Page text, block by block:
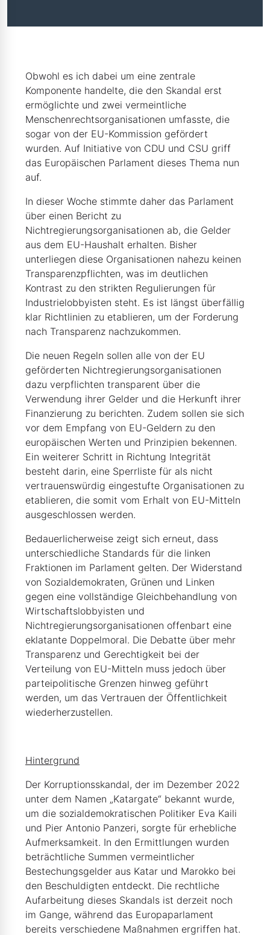
Obwohl es ich dabei um eine zentrale
Komponente handelte, die den Skandal erst
ermöglichte und zwei vermeintliche
Menschenrechtsorganisationen umfasste, die
sogar von der EU-Kommission gefördert
wurden. Auf Initiative von CDU und CSU griff
das Europäischen Parlament dieses Thema nun
auf.
In dieser Woche stimmte daher das Parlament
über einen Bericht zu
Nichtregierungsorganisationen ab, die Gelder
aus dem EU-Haushalt erhalten. Bisher
unterliegen diese Organisationen nahezu keinen
Transparenzpflichten, was im deutlichen
Kontrast zu den strikten Regulierungen für
Industrielobbyisten steht. Es ist längst überfällig
klar Richtlinien zu etablieren, um der Forderung
nach Transparenz nachzukommen.
Die neuen Regeln sollen alle von der EU
geförderten Nichtregierungsorganisationen
dazu verpflichten transparent über die
Verwendung ihrer Gelder und die Herkunft ihrer
Finanzierung zu berichten. Zudem sollen sie sich
vor dem Empfang von EU-Geldern zu den
europäischen Werten und Prinzipien bekennen.
Ein weiterer Schritt in Richtung Integrität
besteht darin, eine Sperrliste für als nicht
vertrauenswürdig eingestufte Organisationen zu
etablieren, die somit vom Erhalt von EU-Mitteln
ausgeschlossen werden.
Bedauerlicherweise zeigt sich erneut, dass
unterschiedliche Standards für die linken
Fraktionen im Parlament gelten. Der Widerstand
von Sozialdemokraten, Grünen und Linken
gegen eine vollständige Gleichbehandlung von
Wirtschaftslobbyisten und
Nichtregierungsorganisationen offenbart eine
eklatante Doppelmoral. Die Debatte über mehr
Transparenz und Gerechtigkeit bei der
Verteilung von EU-Mitteln muss jedoch über
parteipolitische Grenzen hinweg geführt
werden, um das Vertrauen der Öffentlichkeit
wiederherzustellen.
Hintergrund
Der Korruptionsskandal, der im Dezember 2022
unter dem Namen „Katargate“ bekannt wurde,
um die sozialdemokratischen Politiker Eva Kaili
und Pier Antonio Panzeri, sorgte für erhebliche
Aufmerksamkeit. In den Ermittlungen wurden
beträchtliche Summen vermeintlicher
Bestechungsgelder aus Katar und Marokko bei
den Beschuldigten entdeckt. Die rechtliche
Aufarbeitung dieses Skandals ist derzeit noch
im Gange, während das Europaparlament
bereits verschiedene Maßnahmen ergriffen hat.